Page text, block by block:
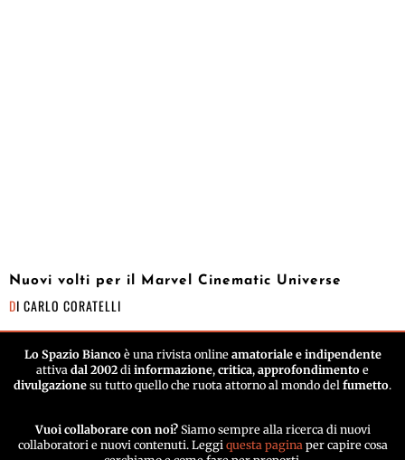
Nuovi volti per il Marvel Cinematic Universe
DI CARLO CORATELLI
Lo Spazio Biancoè una rivista online amatoriale e indipendente
attiva dal 2002 di informazione, critica, approfondimento e
divulgazione su tutto quello che ruota attorno al mondo del fumetto.
Vuoi collaborare con noi? Siamo sempre alla ricerca di nuovi
collaboratori e nuovi contenuti. Leggi questa pagina per capire cosa